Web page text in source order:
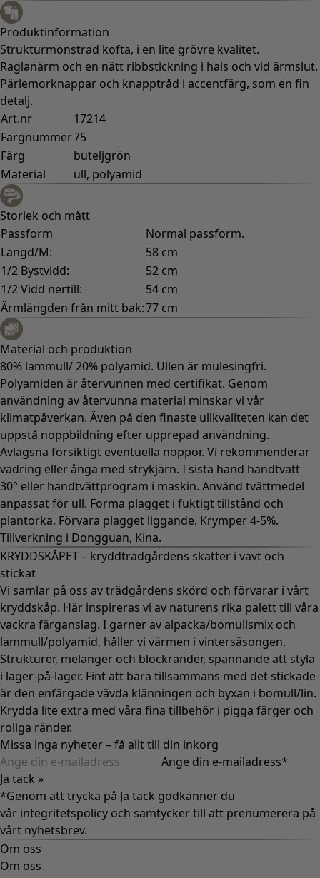
Produktinformation
Strukturmönstrad kofta, i en lite grövre kvalitet.
Raglanärm och en nätt ribbstickning i hals och vid ärmslut.
Pärlemorknappar och knapptråd i accentfärg, som en fin
detalj.
Art.nr
17214
Färgnummer75
Färg
buteljgrön
Material
ull, polyamid
Storlek och mått
Passform
Normal passform.
Längd/M:
58 cm
1/2 Bystvidd:
52 cm
1/2 Vidd nertill:
54 cm
Ärmlängden från mitt bak:77 cm
Material och produktion
80% lammull/ 20% polyamid. Ullen är mulesingfri.
Polyamiden är återvunnen med certifikat. Genom
användning av återvunna material minskar vi vår
klimatpåverkan. Även på den finaste ullkvaliteten kan det
uppstå noppbildning efter upprepad användning.
Avlägsna försiktigt eventuella noppor. Vi rekommenderar
vädring eller ånga med strykjärn. I sista hand handtvätt
30° eller handtvättprogram i maskin. Använd tvättmedel
anpassat för ull. Forma plagget i fuktigt tillstånd och
plantorka. Förvara plagget liggande. Krymper 4-5%.
Tillverkning i Dongguan, Kina.
KRYDDSKÅPET – kryddträdgårdens skatter i vävt och
stickat
Vi samlar på oss av trädgårdens skörd och förvarar i vårt
kryddskåp. Här inspireras vi av naturens rika palett till våra
vackra färganslag. I garner av alpacka/bomullsmix och
lammull/polyamid, håller vi värmen i vintersäsongen.
Strukturer, melanger och blockränder, spännande att styla
i lager-på-lager. Fint att bära tillsammans med det stickade
är den enfärgade vävda klänningen och byxan i bomull/lin.
Krydda lite extra med våra fina tillbehör i pigga färger och
roliga ränder.
Missa inga nyheter – få allt till din inkorg
Ange din e-mailadress*
Ja tack »
*Genom att trycka på Ja tack godkänner du
vår integritetspolicy och samtycker till att prenumerera på
vårt nyhetsbrev.
Om oss
Om oss